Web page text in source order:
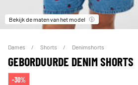
Bekijk de maten van het model
Dames Shorts Denimshorts
GEBORDUURDE DENIM SHORTS
-30%